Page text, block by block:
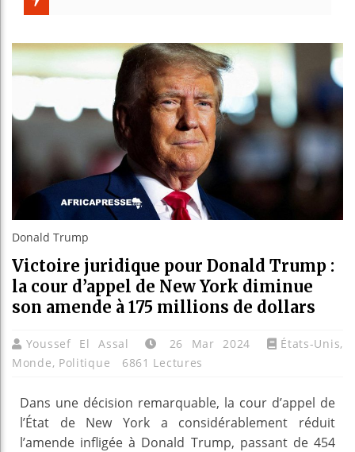
Côte
Tunisie
Ceuta :
Donald Trump
Victoire juridique pour Donald Trump :
la cour d’appel de New York diminue
son amende à 175 millions de dollars
Youssef El Assal 26 Mar 2024 États-Unis,
Monde, Politique 6861 Lectures
Dans une décision remarquable, la cour d’appel de
l’État de New York a considérablement réduit
l’amende infligée à Donald Trump, passant de 454